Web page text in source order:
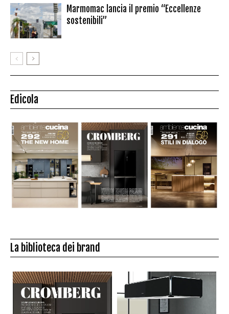
Marmomac lancia il premio “Eccellenze
sostenibili”
Edicola
La biblioteca dei brand